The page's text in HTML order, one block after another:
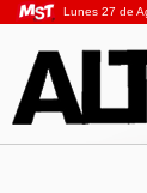
Lunes 27 de